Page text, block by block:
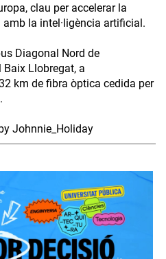
clau per accelerar la
la intel·ligència artificial.
Diagonal Nord de
Llobregat, a
km de fibra òptica cedida per
Johnnie_Holiday